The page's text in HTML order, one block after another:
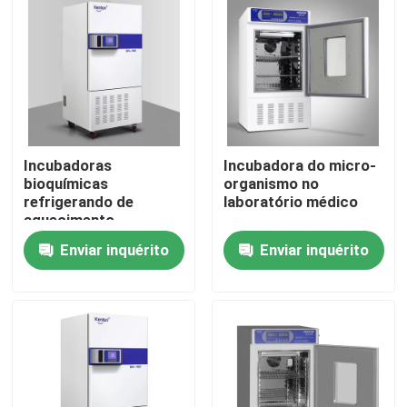
Controle de Qualidade
Fale Conosco
notícias
Forno do secador do laboratório
Incubadoras
bioquímicas
refrigerando de
aquecimento
Enviar inquérito
Incubadora do micro-
organismo no
laboratório médico
Enviar inquérito